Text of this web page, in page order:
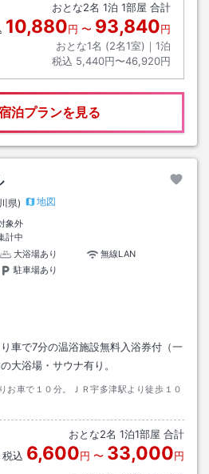
おとな2名 1泊 1部屋 合計
10,880円 〜 93,840円
おとな1名 (2名1室)｜ 1泊
税込 5,440円〜46,920円
泊プランを見る
県)
地図
象外
計中
大浴場あり
無線LAN
駐車場あり
車で7分の温浴施設無料入浴券付（一
大浴場・サウナ有り。
お車で１０分。ＪＲ宇多津駅より徒歩１０
おとな2名 1泊1部屋 合計
税込 6,600円 〜 33,000円